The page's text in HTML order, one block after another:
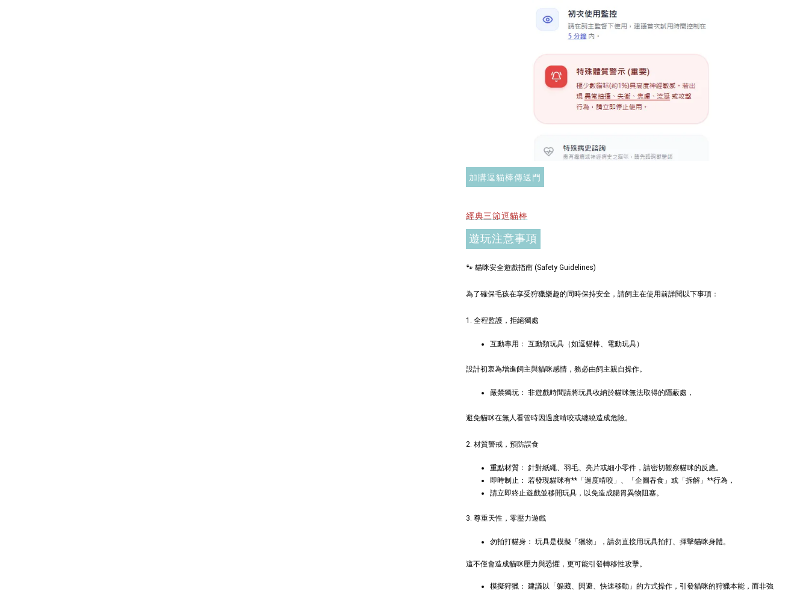
現貨｜德國
Aumüller 奧咪樂｜
貓草纈草根玩具｜毛
毛雪貂
NT$ 289 TWD
- +
德國 Aumüller 奧咪
荷+木天蓼+纈草根
NT$ 289 TWD
NT$ 300 TWD
-
牙餅
NT$ 145 TWD
加入購物車
加購逗貓棒傳送門
經典三節逗貓棒
遊玩注意事項
🐾 貓咪安全遊戲指南 (Safety Guidelines)
為了確保毛孩在享受狩獵樂趣的同時保持安全，請飼主在使用前詳閱以下事項：
1. 全程監護，拒絕獨處
互動專用： 互動類玩具（如逗貓棒、電動玩具）
設計初衷為增進飼主與貓咪感情，務必由飼主親自操作。
嚴禁獨玩： 非遊戲時間請將玩具收納於貓咪無法取得的隱蔽處，
避免貓咪在無人看管時因過度啃咬或纏繞造成危險。
2. 材質警戒，預防誤食
重點材質： 針對紙繩、羽毛、亮片或細小零件，請密切觀察貓咪的反應。
即時制止： 若發現貓咪有**「過度啃咬」、「企圖吞食」或「拆解」**行為，
請立即終止遊戲並移開玩具，以免造成腸胃異物阻塞。
3. 尊重天性，零壓力遊戲
勿拍打貓身： 玩具是模擬「獵物」，請勿直接用玩具拍打、揮擊貓咪身體。
這不僅會造成貓咪壓力與恐懼，更可能引發轉移性攻擊。
模擬狩獵： 建議以「躲藏、閃避、快速移動」的方式操作，引發貓咪的狩獵本能，而非強